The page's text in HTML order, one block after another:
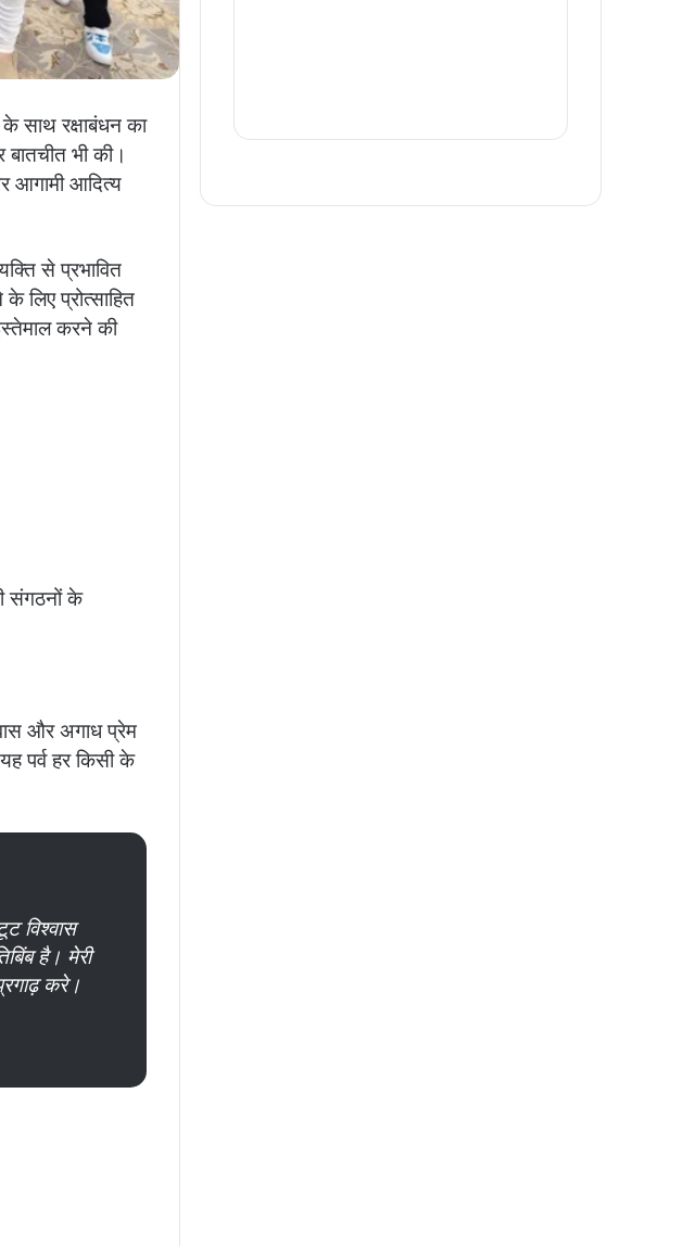
साथ रक्षाबंधन का
बातचीत भी की।
आगामी आदित्य
से प्रभावित
लिए प्रोत्साहित
करने की
संगठनों के
और अगाध प्रेम
पर्व हर किसी के
विश्वास
है। मेरी
करे।